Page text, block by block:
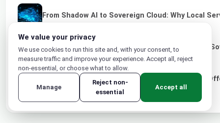
From Shadow AI to Sovereign Cloud: Why Local
Empowering IT Service Provider Through Green
Siaflex Launches New Turkey Cloud Computing
We value your privacy
We use cookies to run this site and, with your consent, to
measure traffic and improve your experience. Accept all, reject
non-essential, or choose what to allow.
Manage
Reject non-
essential
Accept all